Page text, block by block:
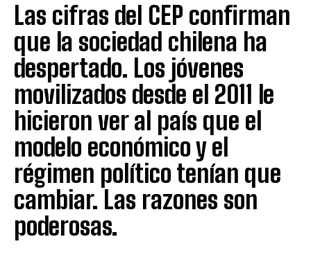
Las cifras del CEP confirman
que la sociedad chilena ha
despertado. Los jóvenes
movilizados desde el 2011 le
hicieron ver al país que el
modelo económico y el
régimen político tenían que
cambiar. Las razones son
poderosas.